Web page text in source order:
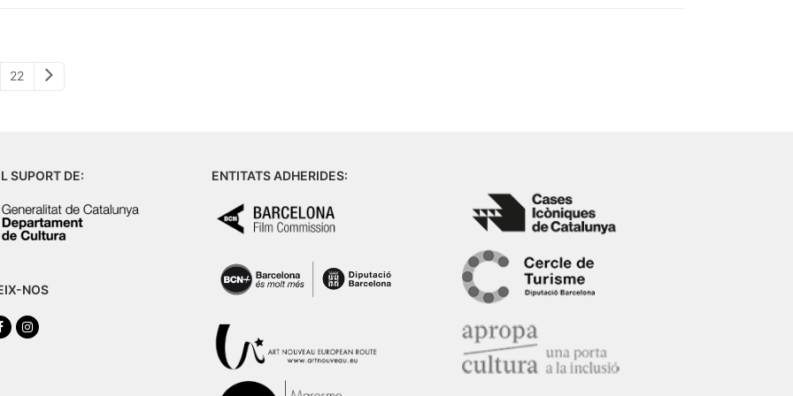
Page
22 Next
SUPORT DE:
NOS
FacebookInstagram
ENTITATS ADHERIDES: